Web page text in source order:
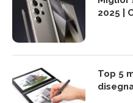
2025 |
Top 5